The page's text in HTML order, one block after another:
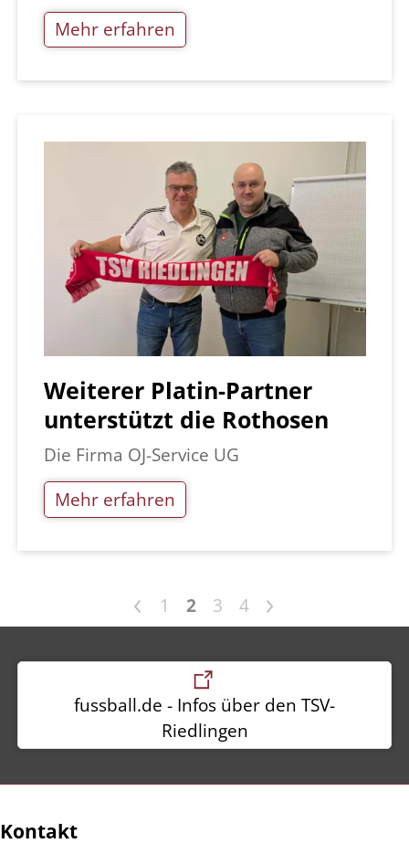
Mehr erfahren
Weiterer Platin-Partner
unterstützt die Rothosen
Die Firma OJ-Service UG
Mehr erfahren
< 1 2 3 4 >
fussball.de - Infos über den TSV-
Riedlingen
Kontakt